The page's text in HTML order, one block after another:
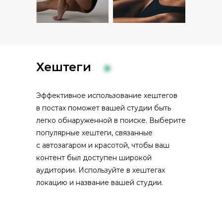
Хештеги
Эффективное использование хештегов
в постах поможет вашей студии быть
легко обнаруженной в поиске. Выберите
популярные хештеги, связанные
с автозагаром и красотой, чтобы ваш
контент был доступен широкой
аудитории. Используйте в хештегах
локацию и название вашей студии.